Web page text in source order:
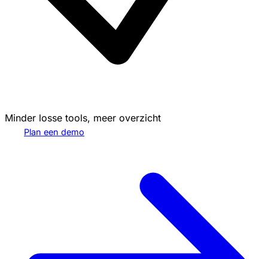
Minder losse tools, meer overzicht
Plan een demo